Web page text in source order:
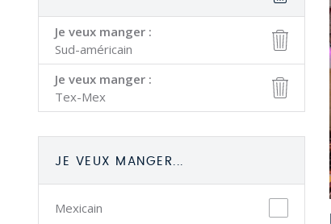
Je veux manger :
Sud-américain
Je veux manger :
Tex-Mex
JE VEUX MANGER...
Mexicain